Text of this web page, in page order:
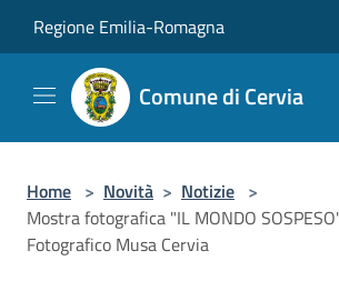
Regione Emilia-Romagna
Comune di Cervia
Home > Novità > Notizie >
Mostra fotografica "IL MONDO
Fotografico Musa Cervia